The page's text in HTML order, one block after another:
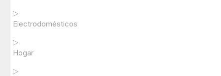
▷
Electrodomésticos
▷
Hogar
▷